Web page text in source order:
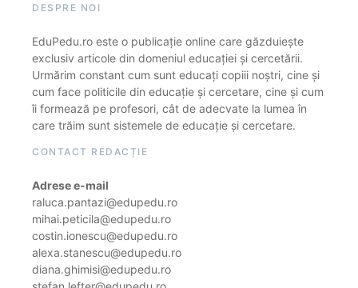
DESPRE NOI
EduPedu.ro este o publicație online care găzduiește
exclusiv articole din domeniul educației și cercetării.
Urmărim constant cum sunt educați copiii noștri, cine și
cum face politicile din educație și cercetare, cine și cum
îi formează pe profesori, cât de adecvate la lumea în
care trăim sunt sistemele de educație și cercetare.
CONTACT REDACȚIE
Adrese e-mail
raluca.pantazi@edupedu.ro
mihai.peticila@edupedu.ro
costin.ionescu@edupedu.ro
alexa.stanescu@edupedu.ro
diana.ghimisi@edupedu.ro